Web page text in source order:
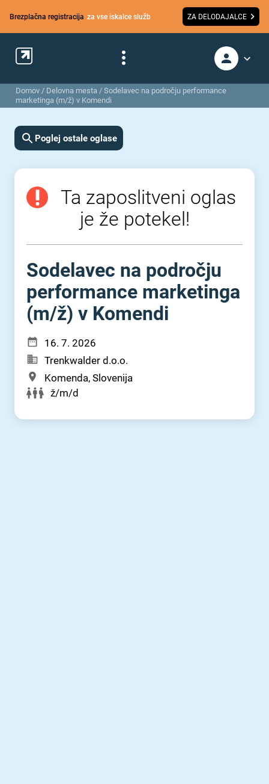
Brezplačna registracija za vse iskalce služb ZA DELODAJALCE
Domov / Delovna mesta / Sodelavec na področju performance
marketinga (m/ž) v Komendi
Poglej ostale oglase
Ta zaposlitveni oglas
je že potekel!
Sodelavec na področju
performance marketinga
(m⁠/⁠ž) v Komendi
16. 7. 2026
Trenkwalder d.o.o.
Komenda, Slovenija
ž/m/d